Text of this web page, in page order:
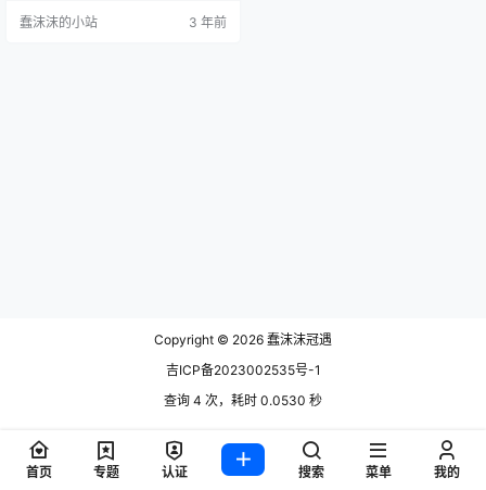
而且她还是一个多才多艺的主播，
蠢沫沫的小站 3 年前
Copyright © 2026 蠢沫沫冠遇
吉ICP备2023002535号-1
查询 4 次，耗时 0.0530 秒
首页 专题 认证 搜索 菜单 我的